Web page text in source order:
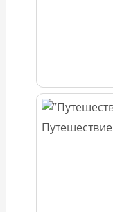
Путешествие